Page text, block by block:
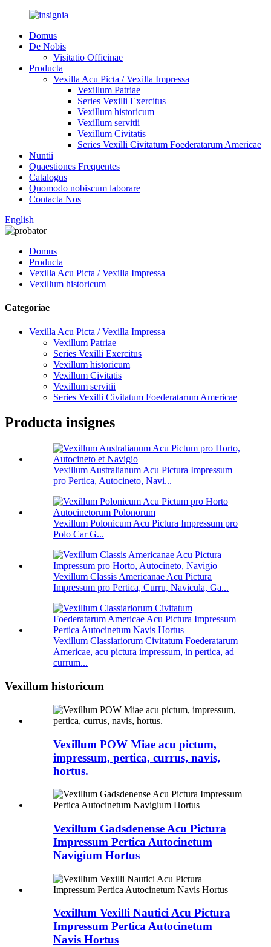
Domus
De Nobis
Visitatio Officinae
Producta
Vexilla Acu Picta / Vexilla Impressa
Vexillum Patriae
Series Vexilli Exercitus
Vexillum historicum
Vexillum servitii
Vexillum Civitatis
Series Vexilli Civitatum Foederatarum Americae
Nuntii
Quaestiones Frequentes
Catalogus
Quomodo nobiscum laborare
Contacta Nos
English
Domus
Producta
Vexilla Acu Picta / Vexilla Impressa
Vexillum historicum
Categoriae
Vexilla Acu Picta / Vexilla Impressa
Vexillum Patriae
Series Vexilli Exercitus
Vexillum historicum
Vexillum Civitatis
Vexillum servitii
Series Vexilli Civitatum Foederatarum Americae
Producta insignes
Vexillum Australianum Acu Pictura Impressum
pro Pertica, Autocineto, Navi...
Vexillum Polonicum Acu Pictura Impressum pro
Polo Car G...
Vexillum Classis Americanae Acu Pictura
Impressum pro Pertica, Curru, Navicula, Ga...
Vexillum Classiariorum Civitatum Foederatarum
Americae, acu pictura impressum, in pertica, ad
currum...
Vexillum historicum
Vexillum POW Miae acu pictum,
impressum, pertica, currus, navis,
hortus.
Vexillum Gadsdenense Acu Pictura
Impressum Pertica Autocinetum
Navigium Hortus
Vexillum Vexilli Nautici Acu Pictura
Impressum Pertica Autocinetum
Navis Hortus